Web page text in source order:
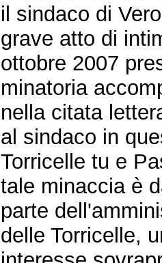
il sindaco di
grave atto di
ottobre 2007
minatoria
nella citata
al sindaco in
Torricelle tu e
tale minaccia è
parte
delle Torricelle,